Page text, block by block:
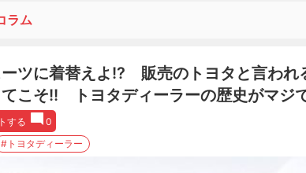
ラム
ツに着替えよ!? 販売のトヨタと言われ
こそ!! トヨタディーラーの歴史がマジ
する
0
#トヨタディーラー